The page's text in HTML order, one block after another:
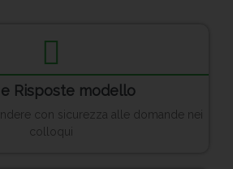
e Risposte modello
con sicurezza alle domande nei
colloqui